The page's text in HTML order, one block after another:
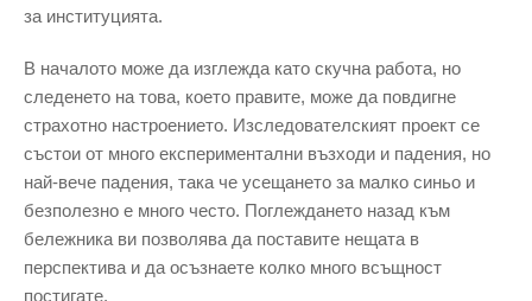
за институцията.
В началото може да изглежда като скучна работа, но
следенето на това, което правите, може да повдигне
страхотно настроението. Изследователският проект се
състои от много експериментални възходи и падения, но
най-вече падения, така че усещането за малко синьо и
безполезно е много често. Поглеждането назад към
бележника ви позволява да поставите нещата в
перспектива и да осъзнаете колко много всъщност
постигате.